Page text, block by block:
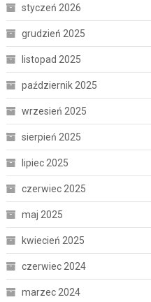
styczeń 2026
grudzień 2025
listopad 2025
październik 2025
wrzesień 2025
sierpień 2025
lipiec 2025
czerwiec 2025
maj 2025
kwiecień 2025
czerwiec 2024
marzec 2024